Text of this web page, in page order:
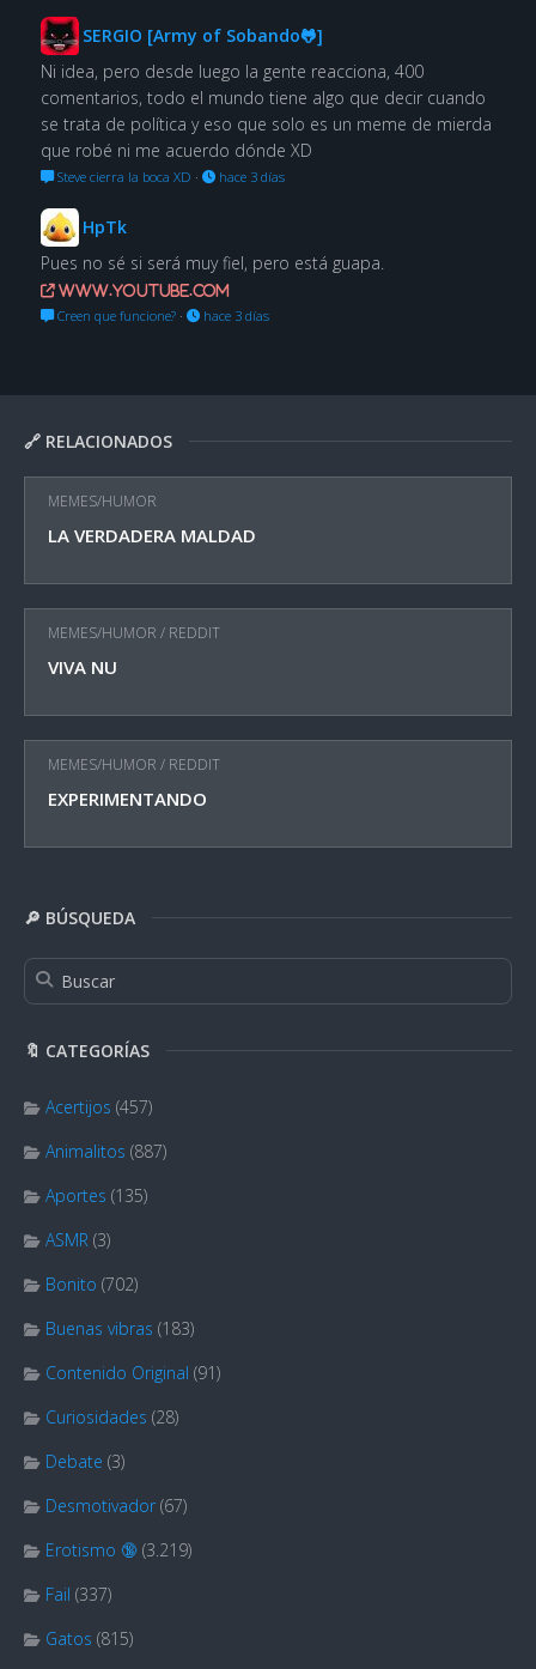
🔗 RELACIONADOS
MEMES/HUMOR
LA VERDADERA MALDAD
MEMES/HUMOR / REDDIT
VIVA NU
MEMES/HUMOR / REDDIT
EXPERIMENTANDO
🔎 BÚSQUEDA
🔖 CATEGORÍAS
Acertijos (457)
Animalitos (887)
Aportes (135)
ASMR (3)
Bonito (702)
Buenas vibras (183)
Contenido Original (91)
Curiosidades (28)
Debate (3)
Desmotivador (67)
Erotismo 🔞 (3.219)
Fail (337)
Gatos (815)
SERGIO [Army of Sobando🐸]
Ni idea, pero desde luego la gente reacciona, 400
comentarios, todo el mundo tiene algo que decir cuando
se trata de política y eso que solo es un meme de mierda
que robé ni me acuerdo dónde XD
Steve cierra la boca XD · hace 3 días
HpTk
Pues no sé si será muy fiel, pero está guapa.
www.youtube.com
Creen que funcione?· hace 3 días